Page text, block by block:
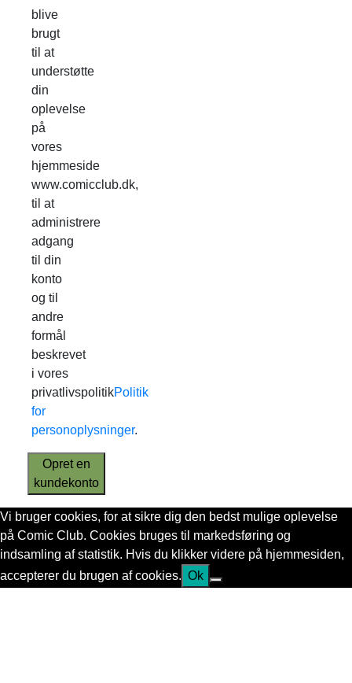
blive
brugt
til at
understøtte
din
oplevelse
på
vores
hjemmeside
www.comicclub.dk,
til at
administrere
adgang
til din
konto
og til
andre
formål
beskrevet
i vores
privatlivspolitikPolitik
for
personoplysninger.
Opret en
kundekonto
Vi bruger cookies, for at sikre dig den bedst mulige oplevelse
på Comic Club. Cookies bruges til markedsføring og
indsamling af statistik. Hvis du klikker videre på hjemmesiden,
accepterer du brugen af cookies. Ok